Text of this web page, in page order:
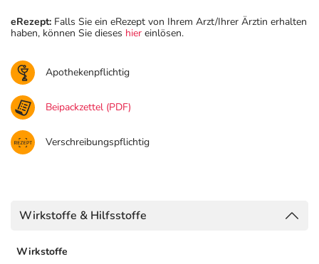
eRezept: Falls Sie ein eRezept von Ihrem Arzt/Ihrer Ärztin erhalten
haben, können Sie dieses hier einlösen.
Apothekenpflichtig
Beipackzettel (PDF)
Verschreibungspflichtig
Wirkstoffe & Hilfsstoffe
Wirkstoffe